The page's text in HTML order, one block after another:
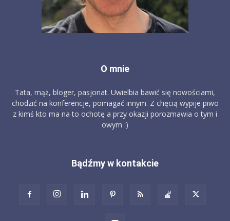
O mnie
Tata, mąż, bloger, pasjonat. Uwielbia bawić się nowościami,
chodzić na konferencje, pomagać innym. Z chęcią wypije piwo
z kimś kto ma na to ochotę a przy okazji porozmawia o tym i
owym :)
Bądźmy w kontakcie